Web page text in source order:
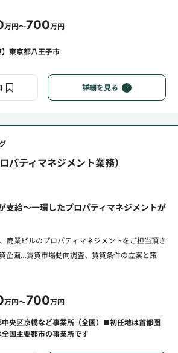
万円～700万円
】東京都八王子市
詳細を見る
パティマネジメント業務）
支給～一環したプロパティマネジメントが
商業ビルのプロパティマネジメントをご担当頂き
企画…賃貸市場動向調査、賃貸条件の立案と策
万円～700万円
中央区京橋など事業所（全国）■初任地は首都圏
全国主要都市の事業所です